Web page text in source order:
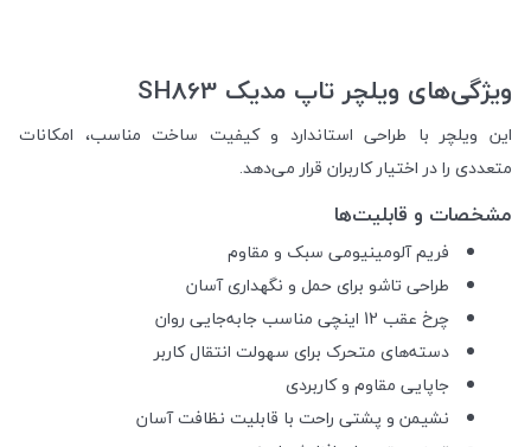
ویژگی‌های ویلچر تاپ مدیک SH863
این ویلچر با طراحی استاندارد و کیفیت ساخت مناسب، امکانات
متعددی را در اختیار کاربران قرار می‌دهد.
مشخصات و قابلیت‌ها
فریم آلومینیومی سبک و مقاوم
طراحی تاشو برای حمل و نگهداری آسان
چرخ عقب 12 اینچی مناسب جابه‌جایی روان
دسته‌های متحرک برای سهولت انتقال کاربر
جاپایی مقاوم و کاربردی
نشیمن و پشتی راحت با قابلیت نظافت آسان